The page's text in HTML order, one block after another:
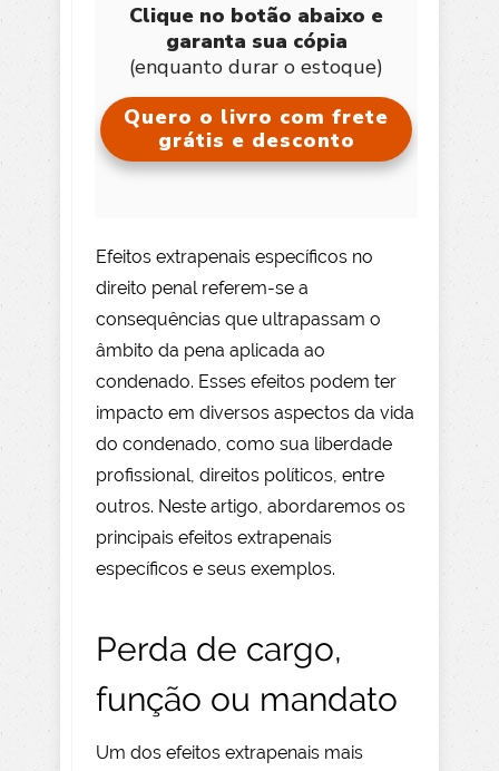
Clique no botão abaixo e
garanta sua cópia
(enquanto durar o estoque)
Quero o livro com frete
grátis e desconto
Efeitos extrapenais específicos no
direito penal referem-se a
consequências que ultrapassam o
âmbito da pena aplicada ao
condenado. Esses efeitos podem ter
impacto em diversos aspectos da vida
do condenado, como sua liberdade
profissional, direitos políticos, entre
outros. Neste artigo, abordaremos os
principais efeitos extrapenais
específicos e seus exemplos.
Perda de cargo,
função ou mandato
Um dos efeitos extrapenais mais